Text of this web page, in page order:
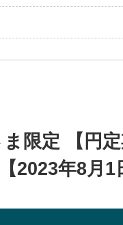
限定 【円
2023年8月1